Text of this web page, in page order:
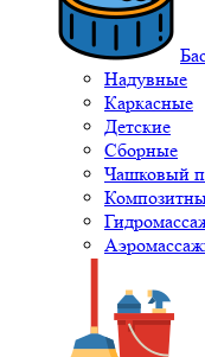
Надувные
Каркасные
Детские
Сборные
Чашковый